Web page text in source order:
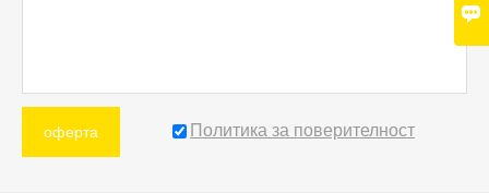
оферта Политика за поверителност
